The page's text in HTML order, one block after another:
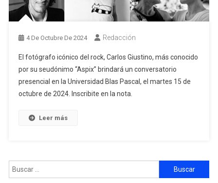
4 De Octubre De 2024 Redacción
El fotógrafo icónico del rock, Carlos Giustino, más conocido
por su seudónimo “Aspix” brindará un conversatorio
presencial en la Universidad Blas Pascal, el martes 15 de
octubre de 2024. Inscribite en la nota.
Leer más